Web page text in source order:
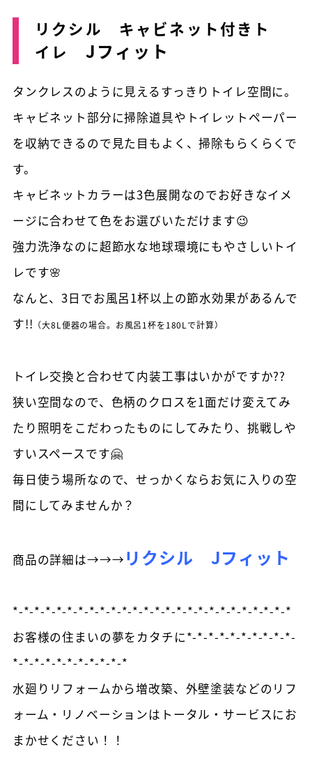
リクシル キャビネット付きト
イレ Jフィット
タンクレスのように見えるすっきりトイレ空間に。
キャビネット部分に掃除道具やトイレットペーパー
を収納できるので見た目もよく、掃除もらくらくで
す。
キャビネットカラーは3色展開なのでお好きなイメ
ージに合わせて色をお選びいただけます😉
強力洗浄なのに超節水な地球環境にもやさしいトイ
レです🌸
なんと、3日でお風呂1杯以上の節水効果があるんで
す!! （大8L便器の場合。お風呂1杯を180Lで計算）
トイレ交換と合わせて内装工事はいかがですか??
狭い空間なので、色柄のクロスを1面だけ変えてみ
たり照明をこだわったものにしてみたり、挑戦しや
すいスペースです🤗
毎日使う場所なので、せっかくならお気に入りの空
間にしてみませんか？
商品の詳細は→→→ リクシル Jフィット
*-*-*-*-*-*-*-*-*-*-*-*-*-*-*-*-*-*-*-*-*-*-*-*-*-*
お客様の住まいの夢をカタチに*-*-*-*-*-*-*-*-*-*-
*-*-*-*-*-*-*-*-*-*-*
水廻りリフォームから増改築、外壁塗装などのリフ
ォーム・リノベーションはトータル・サービスにお
まかせください！！